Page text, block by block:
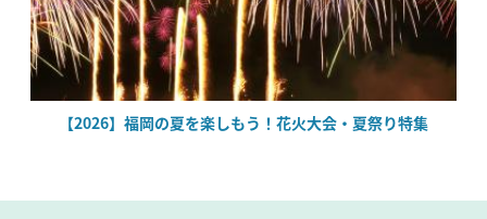
【2026】福岡の夏を楽しもう！花火大会・夏祭り特集